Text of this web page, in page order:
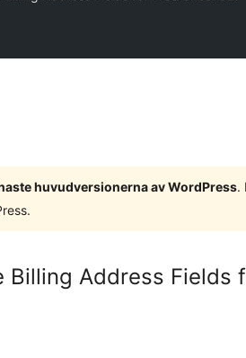
huvudversionerna av WordPress.
Billing Address Fields